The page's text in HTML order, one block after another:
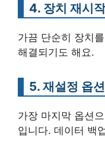
4. 장치 재시
가끔 단순히 장치
해결되기도 해요.
5. 재설정 옵
가장 마지막 옵션
입니다. 데이터 백